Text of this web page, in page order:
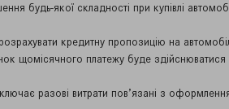
будь-якої складності при купівлі
кредитну пропозицію на
щомісячного платежу буде
разові витрати пов’язані з